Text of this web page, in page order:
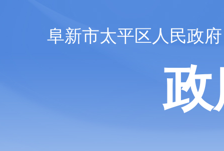
阜新市太平区人民政府